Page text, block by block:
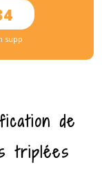
supp
de
triplées